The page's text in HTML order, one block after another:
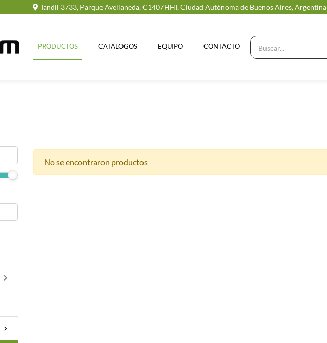
Tandil 3733, Parque Avellaneda, C1407HHI, Ciudad Autónoma de Buenos Aires, Argentina
PRODUCTOS CATALOGOS EQUIPO CONTACTO
No se encontraron productos